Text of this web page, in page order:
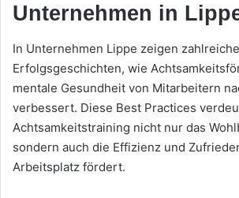
Unternehmen in
In Unternehmen Lippe zeigen zahlreiche
Erfolgsgeschichten, wie
mentale Gesundheit von Mitarbeitern
verbessert. Diese Best Practices
Achtsamkeitstraining nicht nur das
sondern auch die Effizienz und
Arbeitsplatz fördert.